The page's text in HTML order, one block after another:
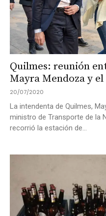
Quilmes: reunión
Mayra Mendoza y
20/07/2020
La intendenta de Quilmes,
ministro de Transporte de la
recorrió la estación de...